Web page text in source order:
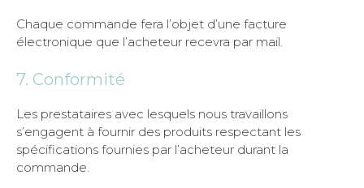
Chaque commande fera l’objet d’une facture
électronique que l’acheteur recevra par mail.
7. Conformité
Les prestataires avec lesquels nous travaillons
s’engagent à fournir des produits respectant les
spécifications fournies par l’acheteur durant la
commande.